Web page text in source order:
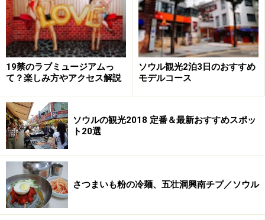
を出て反対方向に直進、1本目の角を左折。さらに400メ
ートルほど進み、大通りに出たら右折すぐ右側。
TEL：02-1577-9963
営業時間：11:30～21:30
定休日：旧盆・旧正月（各当日1日のみ）
ース67,000ウォン
※記事内容は執筆時点のものです。最新の内容をご確認くださ
い。
ホームページ」を確認するなど、安全確保に十分注意を払ってく
ださい。
19禁のラブミュージアムっ
て？楽しみ方やアクセス解説
ソウル観光2泊3日のおすすめ
モデルコース
ソウルの観光2018 定番＆最新おすすめスポッ
ト20選
さつまいも粉の冷麺、五壮洞興南チプ／ソウル